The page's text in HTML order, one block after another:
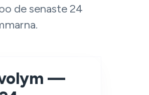
de senaste 24
—